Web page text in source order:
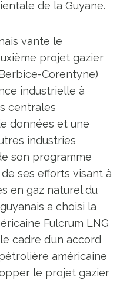
de la Guyane.
vante le
projet gazier
Corentyne)
industrielle à
centrales
données et une
industries
son programme
ses efforts visant à
en gaz naturel du
a choisi la
Fulcrum LNG
cadre d’un accord
américaine
le projet gazier